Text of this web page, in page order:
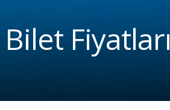
Fiyatları